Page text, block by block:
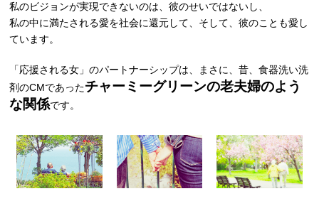
私のビジョンが実現できないのは、彼のせいではないし、
私の中に満たされる愛を社会に還元して、そして、彼のことも愛し
ています。
「応援される女」のパートナーシップは、まさに、昔、食器洗い洗
剤のCMであったチャーミーグリーンの老夫婦のよう
な関係です。